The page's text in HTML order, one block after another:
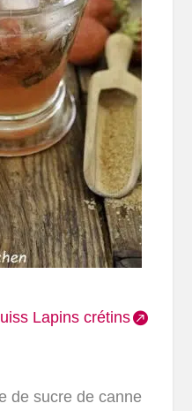
Lapins crétins
de sucre de canne